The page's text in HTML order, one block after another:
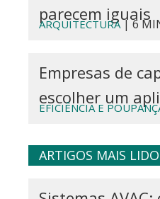
parecem iguais
ARQUITECTURA| 6
Empresas de
escolher um
EFICIÊNCIA E
ARTIGOS MAIS